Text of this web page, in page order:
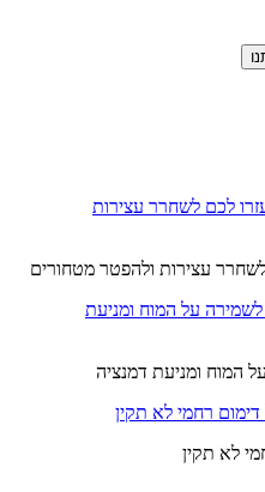
המוח ומניעת דמנציה
לא תקין